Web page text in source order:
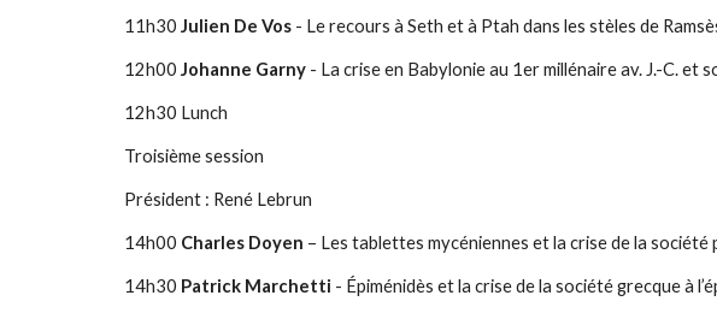
11h30 Julien De Vos- Le recours à Seth et à Ptah dans les stèles de
12h00 Johanne Garny- La crise en Babylonie au 1er millénaire av. J.-C. et
12h30 Lunch
Troisième session
Président : René Lebrun
14h00 Charles Doyen – Les tablettes mycéniennes et la crise de la société
14h30 Patrick Marchetti - Épiménidès et la crise de la société grecque à